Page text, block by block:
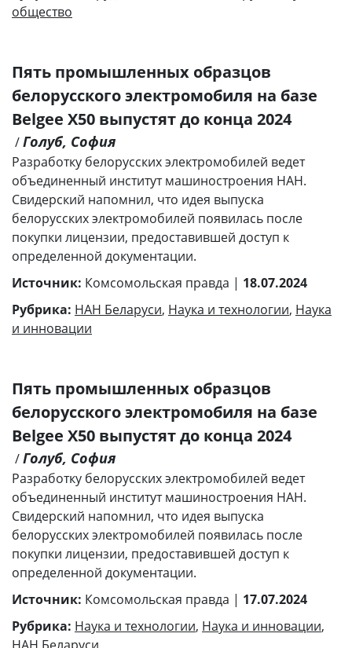
общество
Пять промышленных образцов
белорусского электромобиля на базе
Belgee X50 выпустят до конца 2024
/Голуб, София
Разработку белорусских электромобилей ведет
объединенный институт машиностроения НАН.
Свидерский напомнил, что идея выпуска
белорусских электромобилей появилась после
покупки лицензии, предоставившей доступ к
определенной документации.
Источник: Комсомольская правда | 18.07.2024
Рубрика: НАН Беларуси, Наука и технологии, Наука
и инновации
Пять промышленных образцов
белорусского электромобиля на базе
Belgee X50 выпустят до конца 2024
/Голуб, София
Разработку белорусских электромобилей ведет
объединенный институт машиностроения НАН.
Свидерский напомнил, что идея выпуска
белорусских электромобилей появилась после
покупки лицензии, предоставившей доступ к
определенной документации.
Источник: Комсомольская правда | 17.07.2024
Рубрика: Наука и технологии, Наука и инновации,